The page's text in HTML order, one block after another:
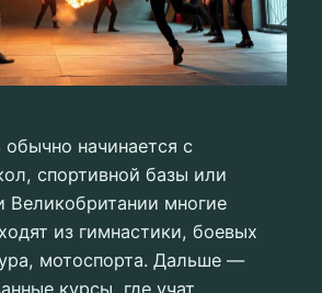
обычно начинается с
спортивной базы или
многие
из гимнастики, боевых
мотоспорта. Дальше —